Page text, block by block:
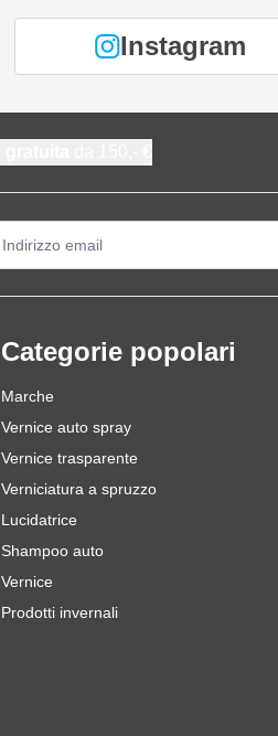
Instagram
Categorie popolari
Marche
Vernice auto spray
Vernice trasparente
Verniciatura a spruzzo
Lucidatrice
Shampoo auto
Vernice
Prodotti invernali